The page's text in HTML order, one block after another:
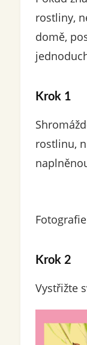
rostliny,
domě,
Krok 1
rostlinu,
Krok 2
Vystřižte